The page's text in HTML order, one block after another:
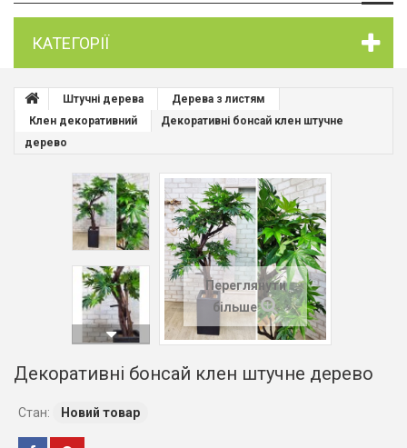
КАТЕГОРІЇ
Штучні дерева
Дерева з листям
Клен декоративний
Декоративні бонсай клен штучне
дерево
Переглянути
більше
Декоративні бонсай клен штучне дерево
Стан: Новий товар